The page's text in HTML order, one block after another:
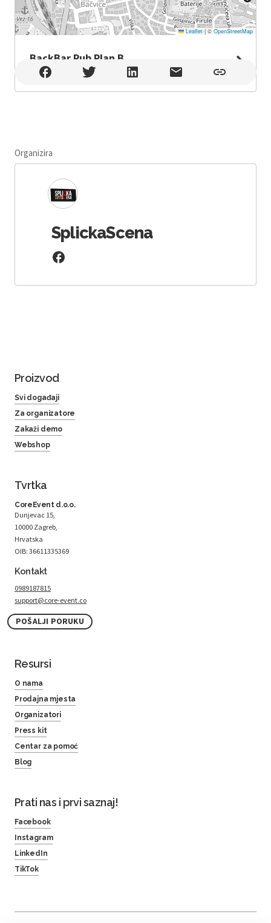
Leaflet |© OpenStreetMap
BackBar Pub Plan B
BackBar Pub Plan B , Split
Organizira
SplickaScena
Proizvod
Svi događaji
Za organizatore
Zakaži demo
Webshop
Tvrtka
CoreEvent d.o.o.
Dunjevac 15,
10000 Zagreb,
Hrvatska
OIB: 36611335369
Kontakt
0989187815
support@core-event.co
POŠALJI PORUKU
Resursi
O nama
Prodajna mjesta
Organizatori
Press kit
Centar za pomoć
Blog
Prati nas i prvi saznaj!
Facebook
Instagram
LinkedIn
TikTok